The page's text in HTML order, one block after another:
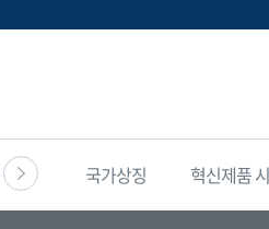
정보 국가상징 혁신제품